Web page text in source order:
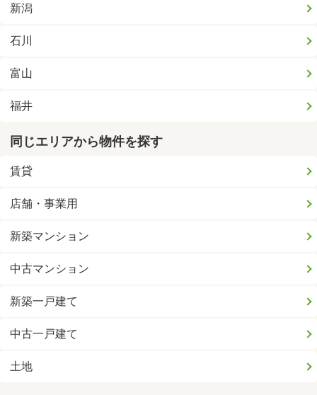
新潟
石川
富山
福井
同じエリアから物件を探す
賃貸
店舗・事業用
新築マンション
中古マンション
新築一戸建て
中古一戸建て
土地